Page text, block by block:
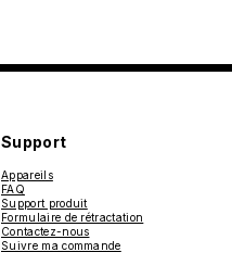
Support
Appareils
FAQ
Support produit
Formulaire de rétractation
Contactez-nous
Suivre ma commande